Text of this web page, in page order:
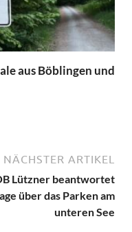
aus Böblingen und
NÄCHSTER ARTIKEL
Lützner beantwortet
über das Parken am
unteren See